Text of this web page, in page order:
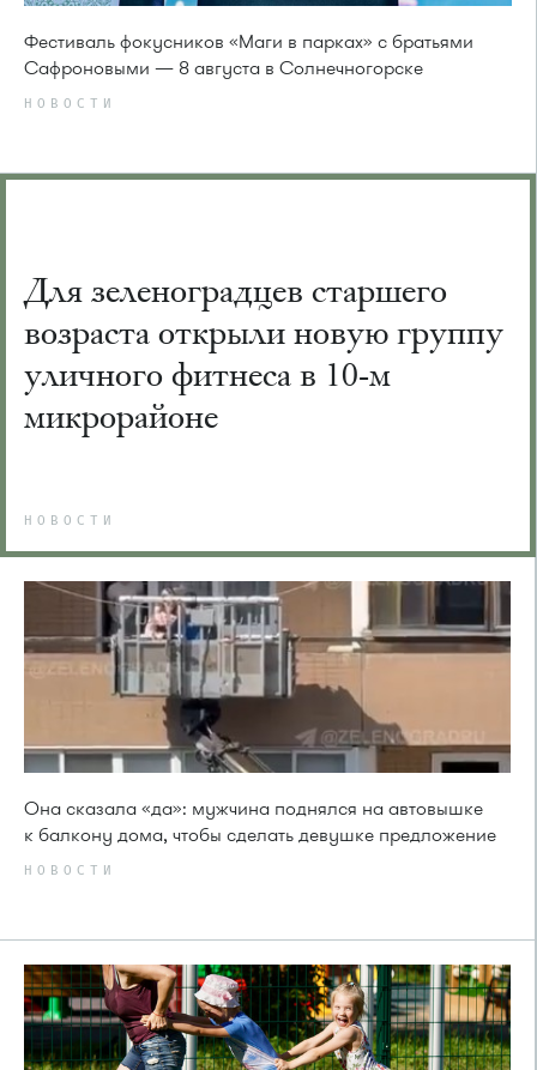
Фестиваль фокусников «Маги в парках» с братьями
Сафроновыми — 8 августа в Солнечногорске
НОВОСТИ
Для зеленоградцев старшего
возраста открыли новую группу
уличного фитнеса в 10-м
микрорайоне
НОВОСТИ
Она сказала «да»: мужчина поднялся на автовышке
к балкону дома, чтобы сделать девушке предложение
НОВОСТИ